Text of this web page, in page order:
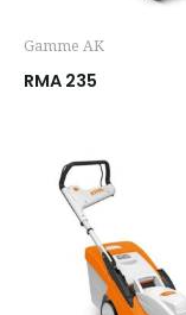
Gamme AK
RMA 235